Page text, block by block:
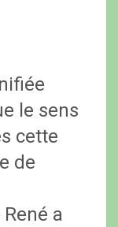
le sens
cette
de
a